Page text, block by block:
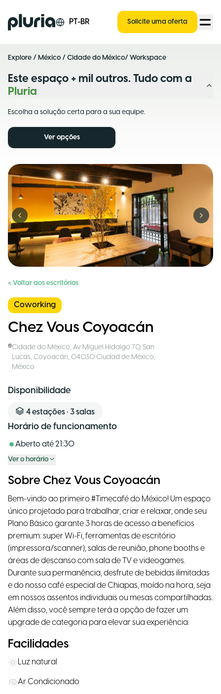
Logo Pluria PT-BR Solicite uma oferta
Explore / México / Cidade do México/ Workspace
Este espaço + mil outros. Tudo com a
Pluria
Escolha a solução certa para a sua equipe.
Ver opções
Previous slide Next
< Voltar aos escritórios
Coworking
Chez Vous Coyoacán
Cidade do México, Av Miguel Hidalgo 70, San
Lucas, Coyoacán, 04030 Ciudad de México,
México
Disponibilidade
4estações • 3salas
Horário de funcionamento
Aberto até21:30
Ver o horário
Sobre Chez Vous Coyoacán
Bem-vindo ao primeiro #Timecafé do México! Um espaço
único projetado para trabalhar, criar e relaxar, onde seu
Plano Básico garante 3 horas de acesso a benefícios
premium: super Wi-Fi, ferramentas de escritório
(impressora/scanner), salas de reunião, phone booths e
áreas de descanso com sala de TV e videogames.
Durante sua permanência, desfrute de bebidas ilimitadas
e do nosso café especial de Chiapas, moído na hora, seja
em nossos assentos individuais ou mesas compartilhadas.
Além disso, você sempre terá a opção de fazer um
upgrade de categoria para elevar sua experiência.
Facilidades
Luz natural
Ar Condicionado